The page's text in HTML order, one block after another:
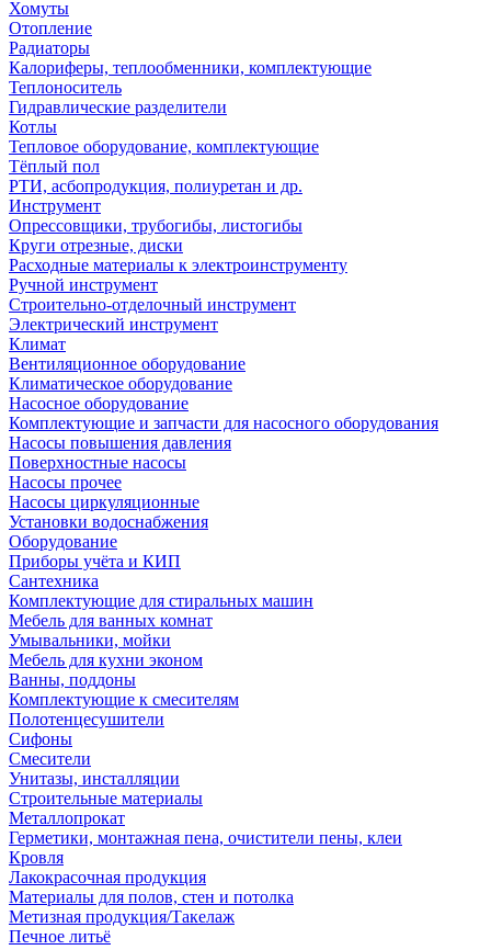
Хомуты
Отопление
Радиаторы
Калориферы, теплообменники, комплектующие
Теплоноситель
Гидравлические разделители
Котлы
Тепловое оборудование, комплектующие
Тёплый пол
РТИ, асбопродукция, полиуретан и др.
Инструмент
Опрессовщики, трубогибы, листогибы
Круги отрезные, диски
Расходные материалы к электроинструменту
Ручной инструмент
Строительно-отделочный инструмент
Электрический инструмент
Климат
Вентиляционное оборудование
Климатическое оборудование
Насосное оборудование
Комплектующие и запчасти для насосного оборудования
Насосы повышения давления
Поверхностные насосы
Насосы прочее
Насосы циркуляционные
Установки водоснабжения
Оборудование
Приборы учёта и КИП
Сантехника
Комплектующие для стиральных машин
Мебель для ванных комнат
Умывальники, мойки
Мебель для кухни эконом
Ванны, поддоны
Комплектующие к смесителям
Полотенцесушители
Сифоны
Смесители
Унитазы, инсталляции
Строительные материалы
Металлопрокат
Герметики, монтажная пена, очистители пены, клеи
Кровля
Лакокрасочная продукция
Материалы для полов, стен и потолка
Метизная продукция/Такелаж
Печное литьё